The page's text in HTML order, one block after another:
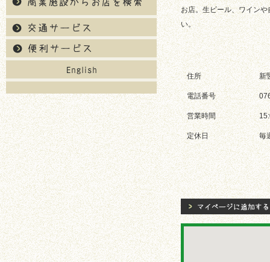
お店。生ビール、ワイン
い。
住所 新
電話番号
営業時間
定休日 毎